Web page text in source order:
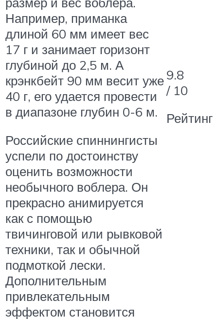
Например, приманка
длиной 60 мм имеет вес
17 г и занимает горизонт
глубиной до 2,5 м. А
крэнкбейт 90 мм весит уже
40 г, его удается провести
в диапазоне глубин 0-6 м.
Российские спиннингисты
успели по достоинству
оценить возможности
необычного воблера. Он
прекрасно анимируется
как с помощью
твичинговой или рывковой
техники, так и обычной
подмоткой лески.
Дополнительным
привлекательным
эффектом становится
9.8
/ 10
Рейтинг